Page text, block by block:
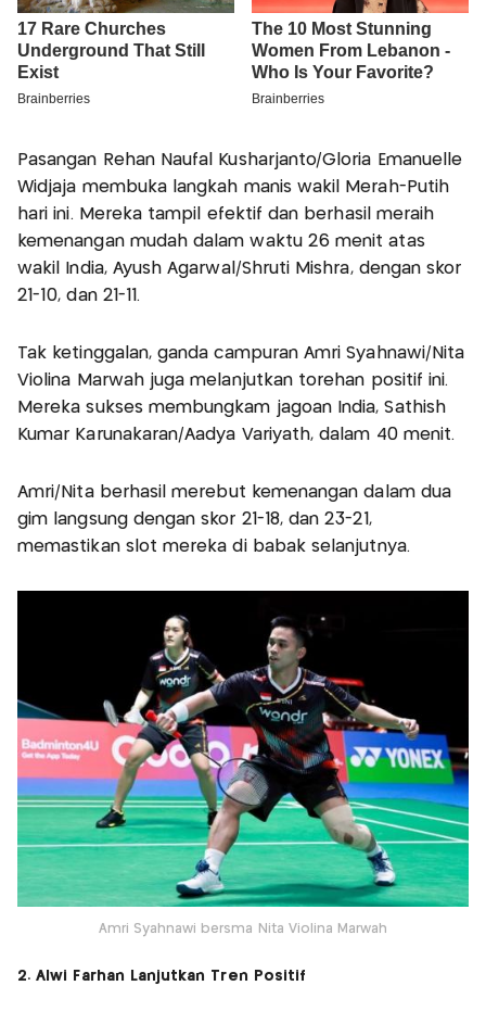
Pasangan Rehan Naufal Kusharjanto/Gloria Emanuelle
Widjaja membuka langkah manis wakil Merah-Putih
hari ini. Mereka tampil efektif dan berhasil meraih
kemenangan mudah dalam waktu 26 menit atas
wakil India, Ayush Agarwal/Shruti Mishra, dengan skor
21-10, dan 21-11.
Tak ketinggalan, ganda campuran Amri Syahnawi/Nita
Violina Marwah juga melanjutkan torehan positif ini.
Mereka sukses membungkam jagoan India, Sathish
Kumar Karunakaran/Aadya Variyath, dalam 40 menit.
Amri/Nita berhasil merebut kemenangan dalam dua
gim langsung dengan skor 21-18, dan 23-21,
memastikan slot mereka di babak selanjutnya.
Amri Syahnawi bersma Nita Violina Marwah
2. Alwi Farhan Lanjutkan Tren Positif